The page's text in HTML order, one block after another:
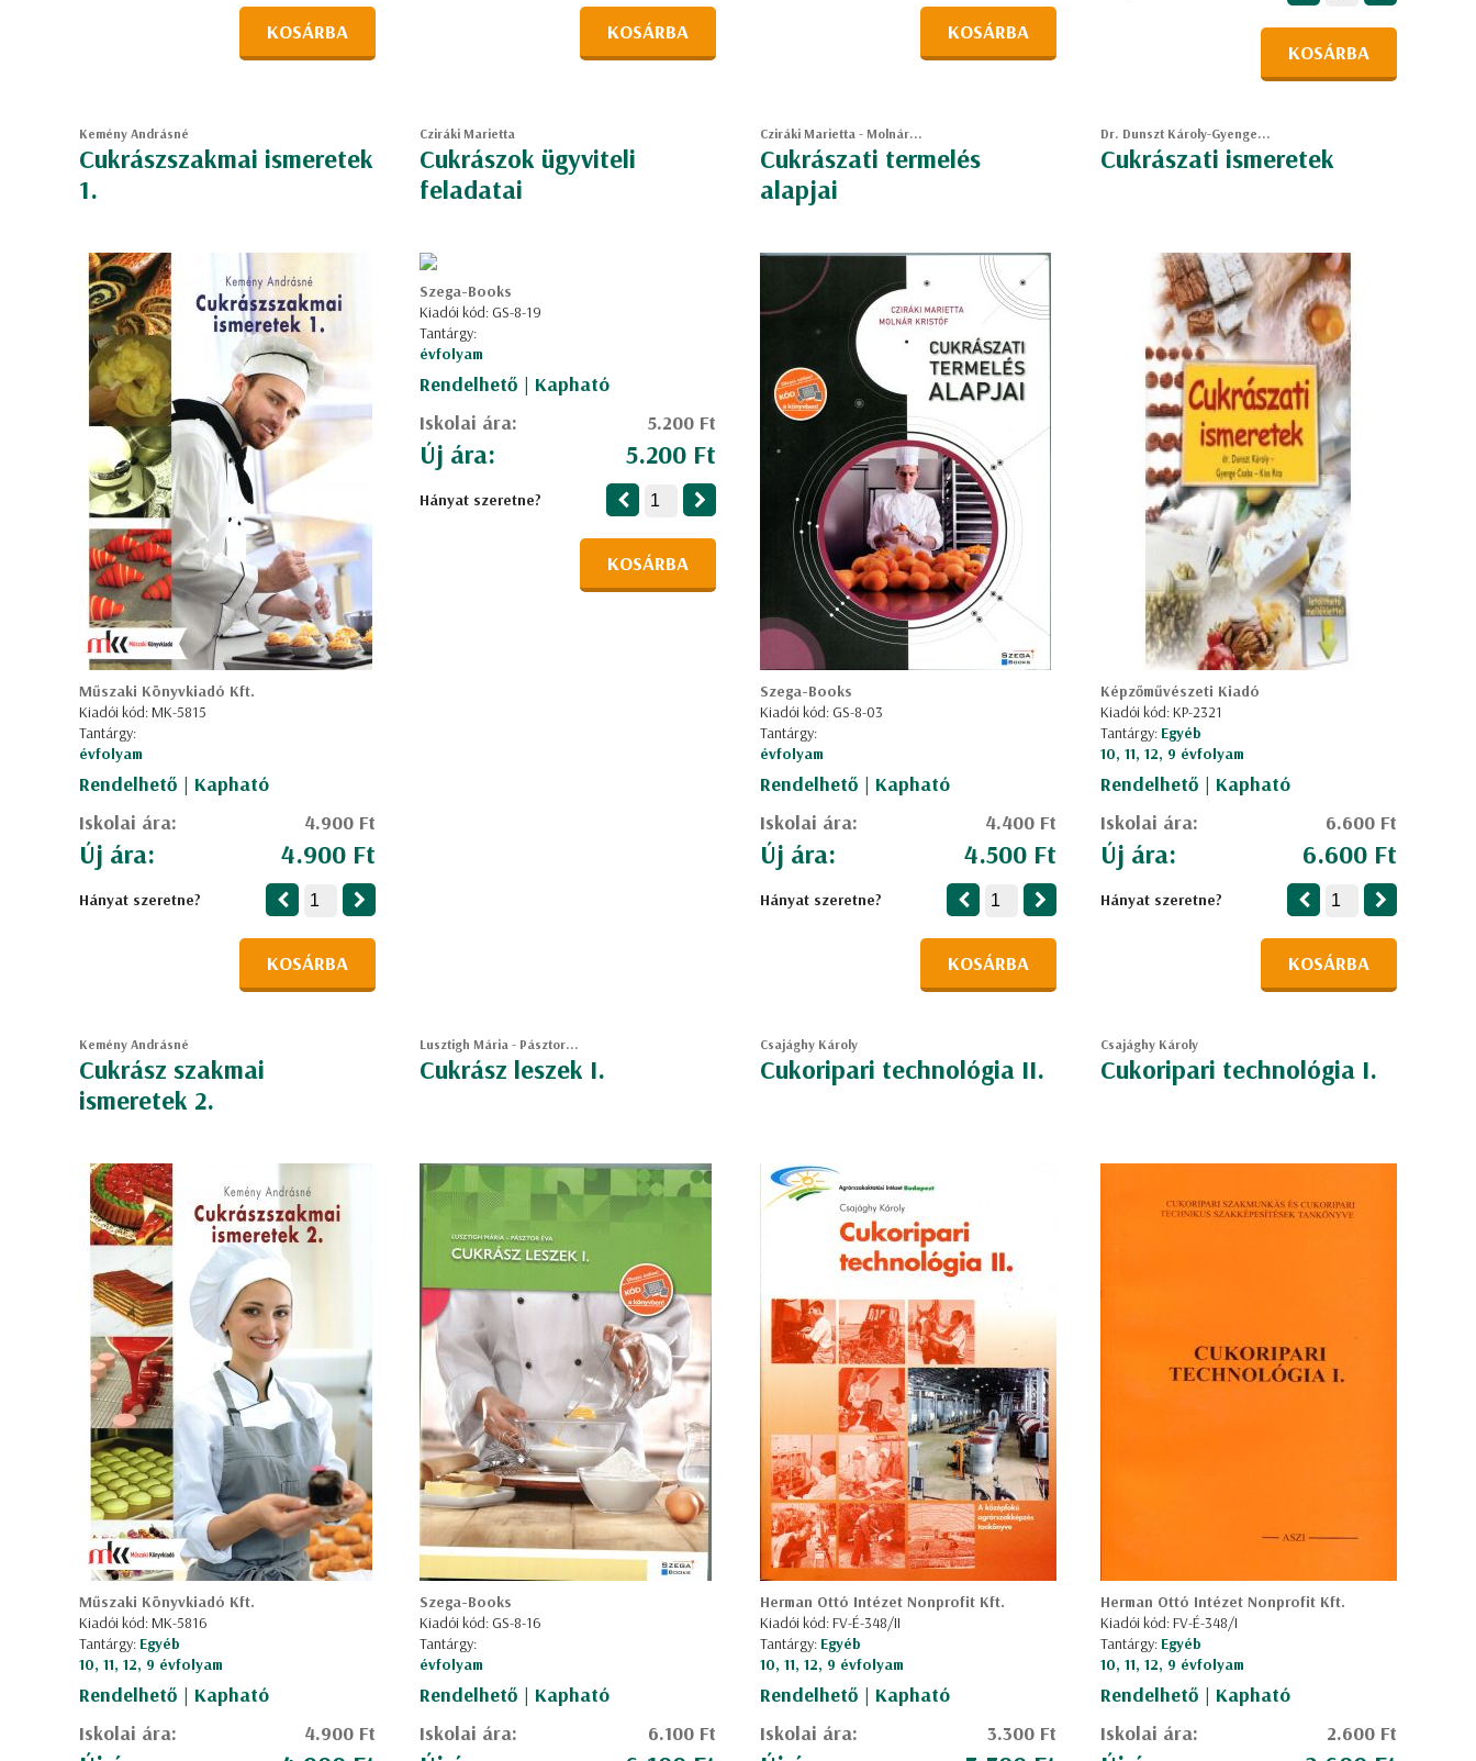
KOSÁRBA KOSÁRBA KOSÁRBA
KOSÁRBA
Kemény Andrásné
Cukrászszakmai ismeretek
1.
Műszaki Könyvkiadó Kft.
Kiadói kód: MK-5815
Tantárgy:
évfolyam
Rendelhető | Kapható
Iskolai ára:
4.900 Ft
Új ára: 4.900 Ft
Hányat szeretne?
KOSÁRBA
Cziráki Marietta
Cukrászok ügyviteli
feladatai
Szega-Books
Kiadói kód: GS-8-19
Tantárgy:
évfolyam
Rendelhető | Kapható
Iskolai ára:
5.200 Ft
Új ára: 5.200 Ft
Hányat szeretne?
KOSÁRBA
Cziráki Marietta - Molnár...
Cukrászati termelés
alapjai
Szega-Books
Kiadói kód: GS-8-03
Tantárgy:
évfolyam
Rendelhető | Kapható
Iskolai ára:
4.400 Ft
Új ára: 4.500 Ft
Hányat szeretne?
KOSÁRBA
Dr. Dunszt Károly-Gyenge...
Cukrászati ismeretek
Képzőművészeti Kiadó
Kiadói kód: KP-2321
Tantárgy: Egyéb
10, 11, 12, 9 évfolyam
Rendelhető | Kapható
Iskolai ára:
6.600 Ft
Új ára: 6.600 Ft
Hányat szeretne?
KOSÁRBA
Kemény Andrásné
Cukrász szakmai
ismeretek 2.
Műszaki Könyvkiadó Kft.
Kiadói kód: MK-5816
Tantárgy: Egyéb
10, 11, 12, 9 évfolyam
Rendelhető | Kapható
Iskolai ára:
4.900 Ft
Lusztigh Mária - Pásztor...
Cukrász leszek I.
Szega-Books
Kiadói kód: GS-8-16
Tantárgy:
évfolyam
Rendelhető | Kapható
Iskolai ára:
6.100 Ft
Csajághy Károly
Cukoripari technológia II.
Herman Ottó Intézet Nonprofit Kft.
Kiadói kód: FV-É-348/II
Tantárgy: Egyéb
10, 11, 12, 9 évfolyam
Rendelhető | Kapható
Iskolai ára:
3.300 Ft
Csajághy Károly
Cukoripari technológia I.
Herman Ottó Intézet Nonprofit Kft.
Kiadói kód: FV-É-348/I
Tantárgy: Egyéb
10, 11, 12, 9 évfolyam
Rendelhető | Kapható
Iskolai ára:
2.600 Ft